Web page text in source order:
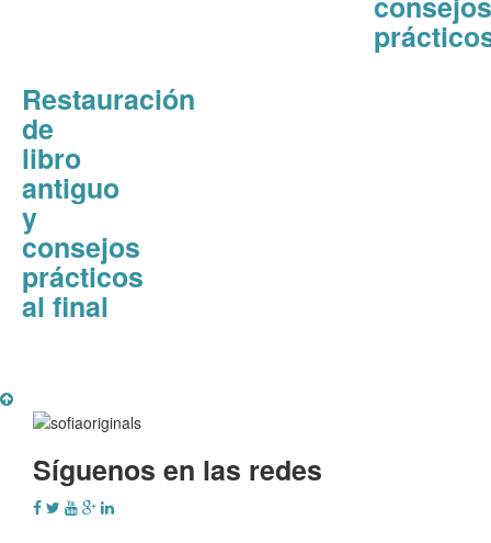
Restauración
de
libro
antiguo
y
consejos
prácticos
al final
Síguenos en las redes